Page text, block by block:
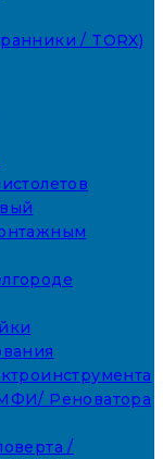
/ TORX)
Реноватора
/